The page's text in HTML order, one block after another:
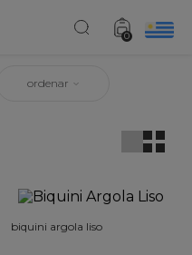
0
ordenar
biquini argola liso